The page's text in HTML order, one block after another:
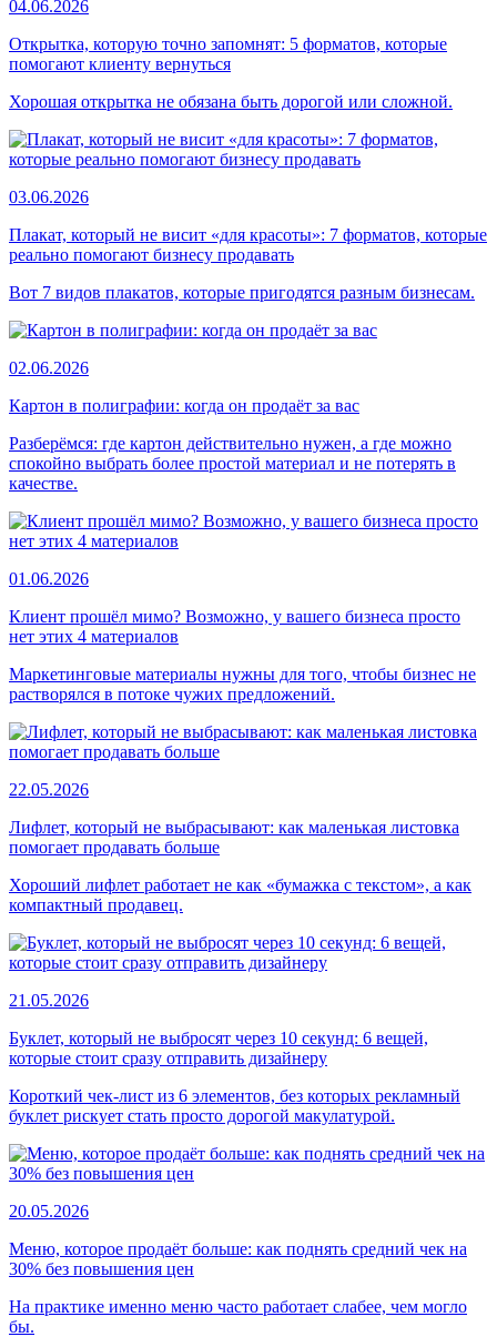
04.06.2026
Открытка, которую точно запомнят: 5 форматов, которые
помогают клиенту вернуться
Хорошая открытка не обязана быть дорогой или сложной.
03.06.2026
Плакат, который не висит «для красоты»: 7 форматов, которые
реально помогают бизнесу продавать
Вот 7 видов плакатов, которые пригодятся разным бизнесам.
02.06.2026
Картон в полиграфии: когда он продаёт за вас
Разберёмся: где картон действительно нужен, а где можно
спокойно выбрать более простой материал и не потерять в
качестве.
01.06.2026
Клиент прошёл мимо? Возможно, у вашего бизнеса просто
нет этих 4 материалов
Маркетинговые материалы нужны для того, чтобы бизнес не
растворялся в потоке чужих предложений.
22.05.2026
Лифлет, который не выбрасывают: как маленькая листовка
помогает продавать больше
Хороший лифлет работает не как «бумажка с текстом», а как
компактный продавец.
21.05.2026
Буклет, который не выбросят через 10 секунд: 6 вещей,
которые стоит сразу отправить дизайнеру
Короткий чек-лист из 6 элементов, без которых рекламный
буклет рискует стать просто дорогой макулатурой.
20.05.2026
Меню, которое продаёт больше: как поднять средний чек на
30% без повышения цен
На практике именно меню часто работает слабее, чем могло
бы.